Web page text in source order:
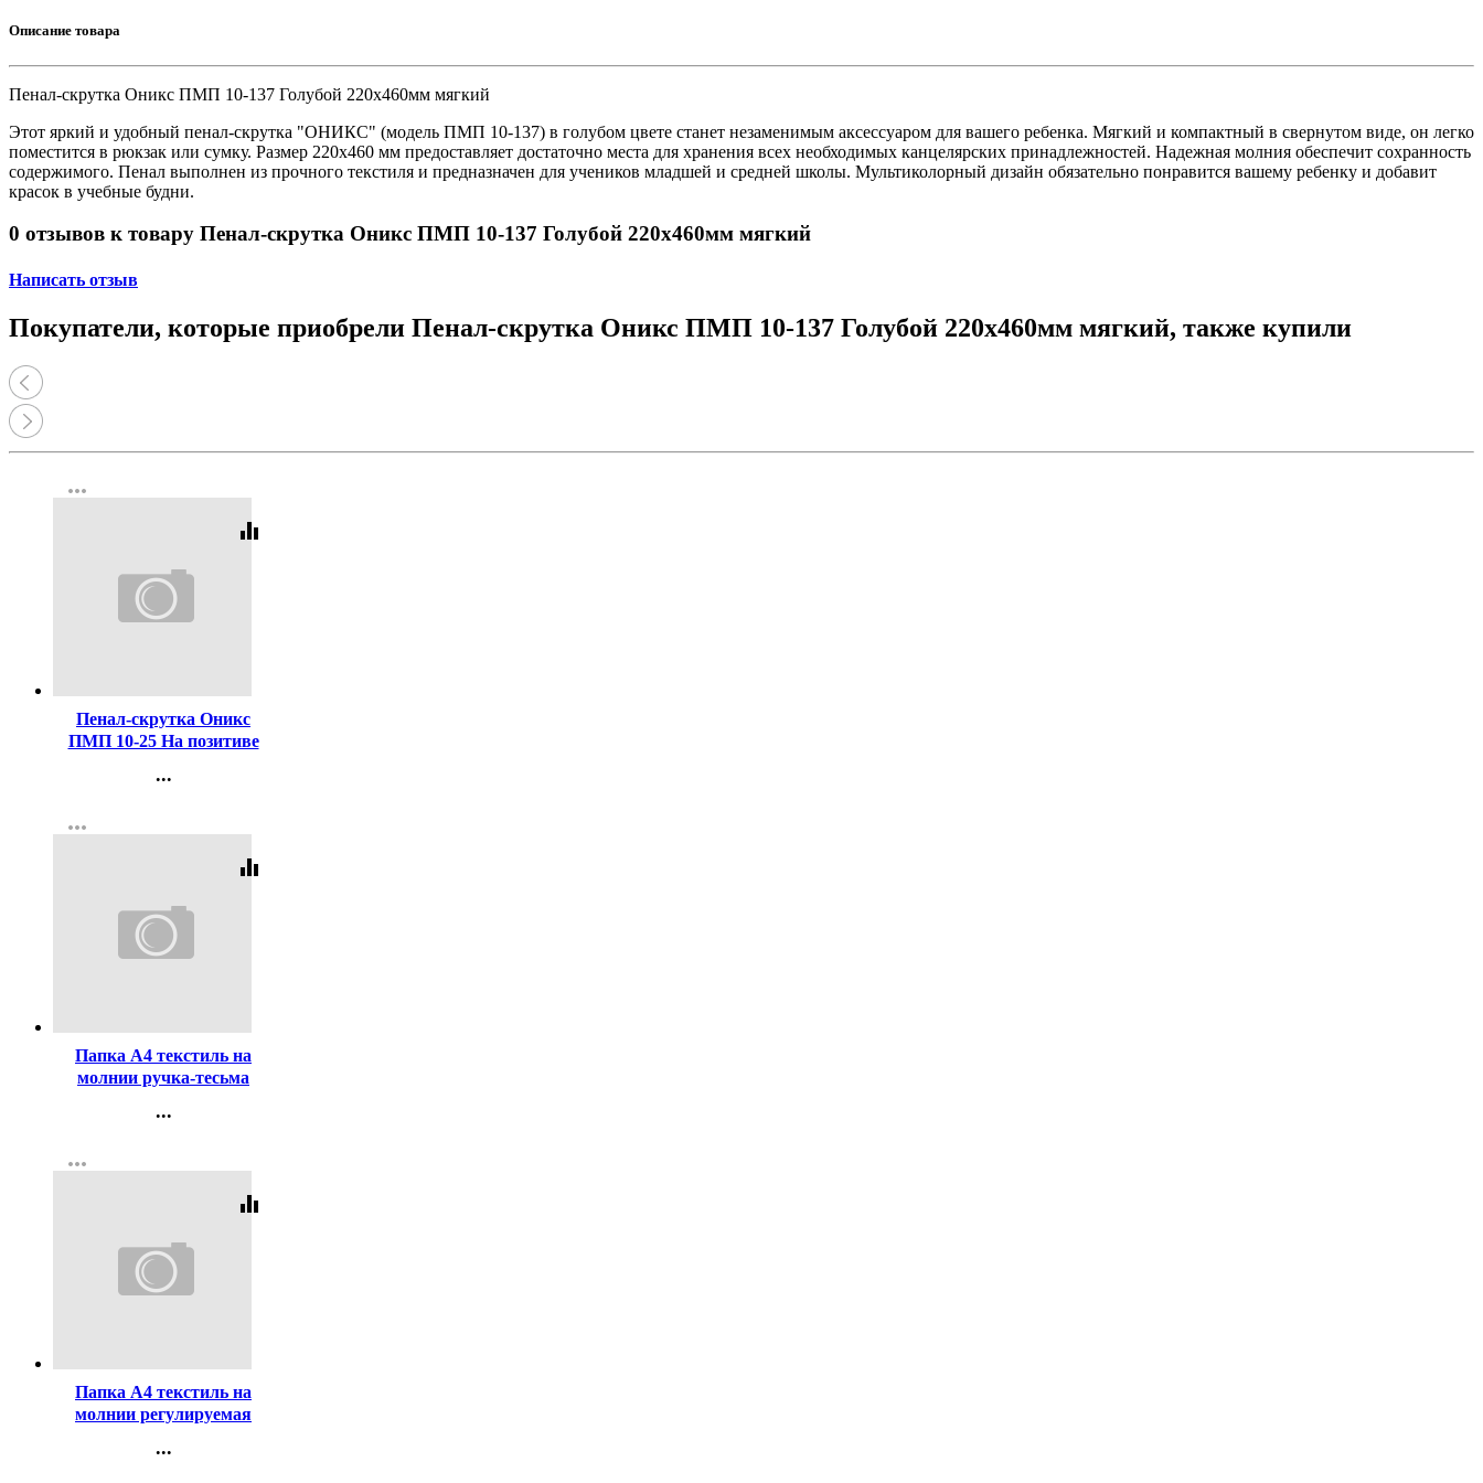
Описание товара
Пенал-скрутка Оникс ПМП 10-137 Голубой 220x460мм мягкий
Этот яркий и удобный пенал-скрутка "ОНИКС" (модель ПМП 10-137) в голубом цвете станет незаменимым аксессуаром для вашего ребенка. Мягкий и компактный в свернутом виде, он легко
поместится в рюкзак или сумку. Размер 220x460 мм предоставляет достаточно места для хранения всех необходимых канцелярских принадлежностей. Надежная молния обеспечит сохранность
содержимого. Пенал выполнен из прочного текстиля и предназначен для учеников младшей и средней школы. Мультиколорный дизайн обязательно понравится вашему ребенку и добавит
красок в учебные будни.
0 отзывов к товару Пенал-скрутка Оникс ПМП 10-137 Голубой 220x460мм мягкий
Написать отзыв
Покупатели, которые приобрели Пенал-скрутка Оникс ПМП 10-137 Голубой 220x460мм мягкий, также купили
more_horiz
equalizer
Пенал-скрутка Оникс
ПМП 10-25 На позитиве
...
Регистрация
more_horiz
equalizer
Папка А4 текстиль на
молнии ручка-тесьма
арт.ПМД2-20
...
Регистрация
more_horiz
equalizer
Папка А4 текстиль на
молнии регулируемая
Оникс Гиперкар арт.ПМД
...